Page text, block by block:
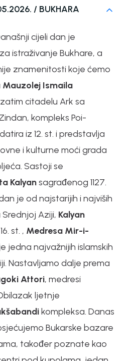
/ BUKHARA
cijeli dan je
istraživanje Bukhare, a
znamenitosti koje ćemo
Mauzolej Ismaila
citadelu Ark sa
kompleks Poi-
iz 12. st. i predstavlja
i kulturne moći grada
Sastoji se
Kalyansagrađenog 1127.
je od najstarijih i najviših
Aziji, Kalyan
st. , Medresa Mir-i-
jedna najvažnijih islamskih
Nastavljamo dalje prema
Attori, medresi
ljetnje
kompleksa. Danas
Bukarske bazare
također poznate kao